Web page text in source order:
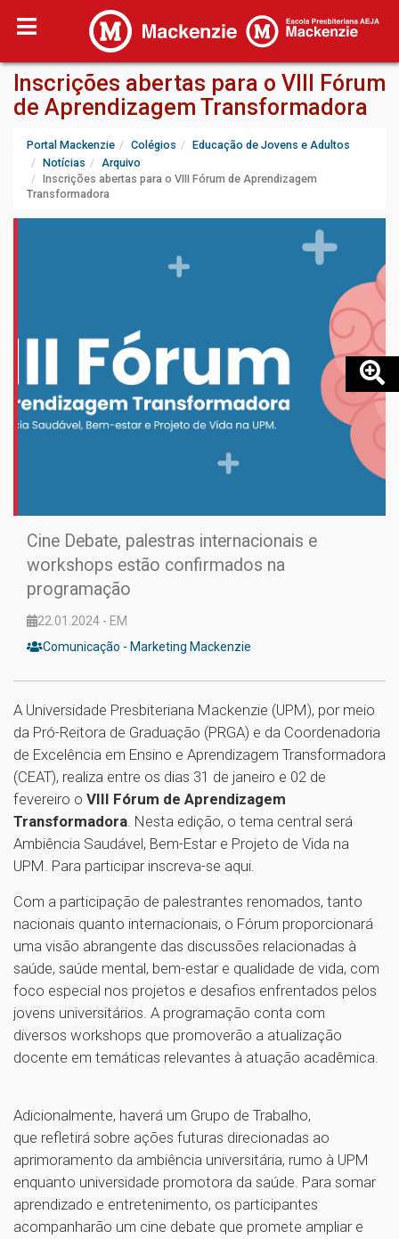
Inscrições abertas para o VIII Fórum
de Aprendizagem Transformadora
Portal Mackenzie Colégios
Educação de Jovens e Adultos
Notícias
Arquivo
Inscrições abertas para o VIII Fórum de Aprendizagem
Transformadora
Cine Debate, palestras internacionais e
workshops estão confirmados na
programação
22.01.2024 - EM
Comunicação - Marketing Mackenzie
A Universidade Presbiteriana Mackenzie (UPM), por meio
da Pró-Reitora de Graduação (PRGA) e da Coordenadoria
de Excelência em Ensino e Aprendizagem Transformadora
(CEAT), realiza entre os dias 31 de janeiro e 02 de
fevereiro o VIII Fórum de Aprendizagem
Transformadora. Nesta edição, o tema central será
Ambiência Saudável, Bem-Estar e Projeto de Vida na
UPM. Para participar inscreva-se aqui.
Com a participação de palestrantes renomados, tanto
nacionais quanto internacionais, o Fórum proporcionará
uma visão abrangente das discussões relacionadas à
saúde, saúde mental, bem-estar e qualidade de vida, com
foco especial nos projetos e desafios enfrentados pelos
jovens universitários. A programação conta com
diversos workshops que promoverão a atualização
docente em temáticas relevantes à atuação acadêmica.
Adicionalmente, haverá um Grupo de Trabalho,
que refletirá sobre ações futuras direcionadas ao
aprimoramento da ambiência universitária, rumo à UPM
enquanto universidade promotora da saúde. Para somar
aprendizado e entretenimento, os participantes
acompanharão um cine debate que promete ampliar e